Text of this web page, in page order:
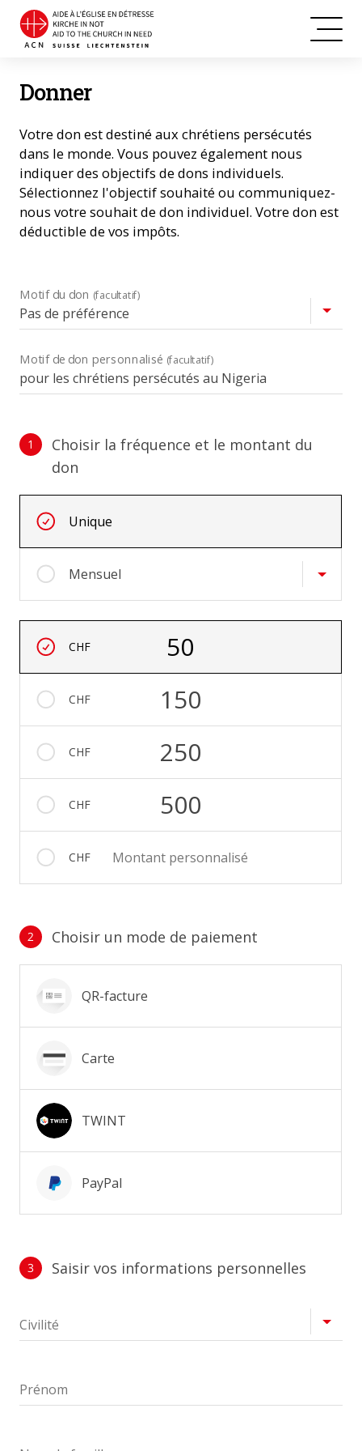
Donner
Votre don est destiné aux chrétiens persécutés
dans le monde. Vous pouvez également nous
indiquer des objectifs de dons individuels.
Sélectionnez l'objectif souhaité ou communiquez-
nous votre souhait de don individuel. Votre don est
déductible de vos impôts.
Motif du don (facultatif)
Motif de don personnalisé (facultatif)
1
Choisir la fréquence et le montant du
don
Unique
Mensuel
CHF 50
CHF 150
CHF 250
CHF 500
CHF Montant personnalisé
2 Choisir un mode de paiement
QR-facture
Carte
TWINT
PayPal
3 Saisir vos informations personnelles
Civilité
Prénom